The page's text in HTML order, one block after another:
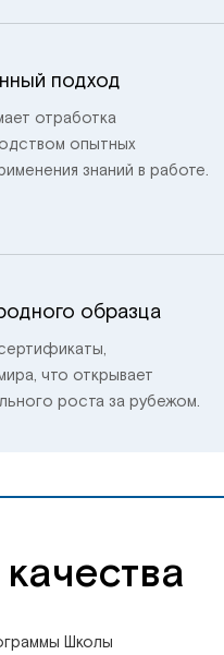
подход
отработка
опытных
знаний в работе.
образца
что открывает
роста за рубежом.
Школы